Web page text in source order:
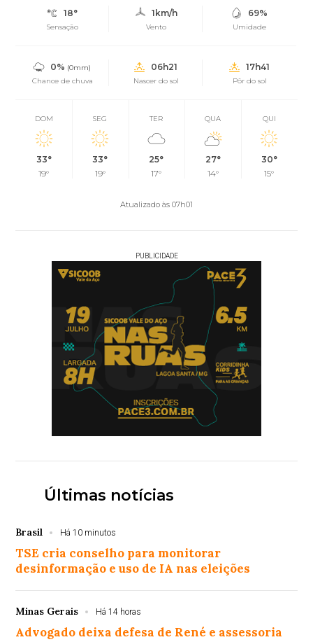
18°
Sensação
1km/h
Vento
69%
Umidade
0% (0mm)
Chance de chuva
06h21
Nascer do sol
17h41
Pôr do sol
DOM
33°
19°
SEG
33°
19°
TER
25°
17°
QUA
27°
14°
QUI
30°
15°
Atualizado às 07h01
PUBLICIDADE
Últimas notícias
Brasil Há 10 minutos
TSE cria conselho para monitorar
desinformação e uso de IA nas eleições
Minas Gerais Há 14 horas
Advogado deixa defesa de René e assessoria